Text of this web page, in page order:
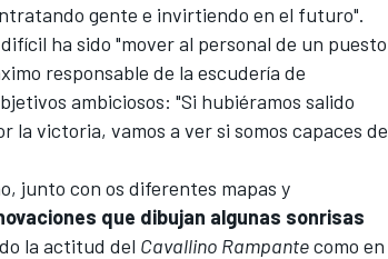
gente e invirtiendo en el futuro".
ha sido "mover al personal de un puesto
responsable de la escudería de
ambiciosos: "Si hubiéramos salido
la victoria, vamos a ver si somos capaces de
junto con os diferentes mapas y
que dibujan algunas sonrisas
la actitud del Cavallino Rampantecomo en